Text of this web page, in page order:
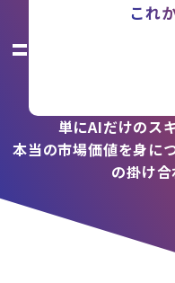
=
これ
単にAIだけのス
本当の市場価値を身に
の掛け合